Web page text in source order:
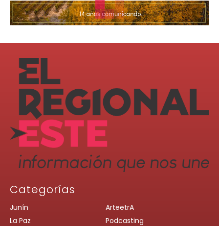
Categorías
Junín
La Paz
ArteetrA
Podcasting